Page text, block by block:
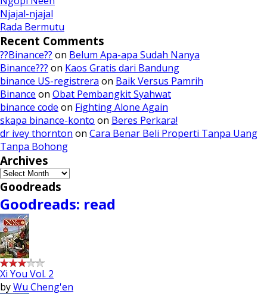
Njajal-njajal
Rada Bermutu
Recent Comments
??Binance?? on Belum Apa-apa Sudah Nanya
Binance??? on Kaos Gratis dari Bandung
binance US-registrera on Baik Versus Pamrih
Binance on Obat Pembangkit Syahwat
binance code on Fighting Alone Again
skapa binance-konto on Beres Perkara!
dr ivey thornton on Cara Benar Beli Properti Tanpa Uang
Tanpa Bohong
Archives
Archives
Goodreads
Goodreads: read
Xi You Vol. 2
byWu Cheng'en